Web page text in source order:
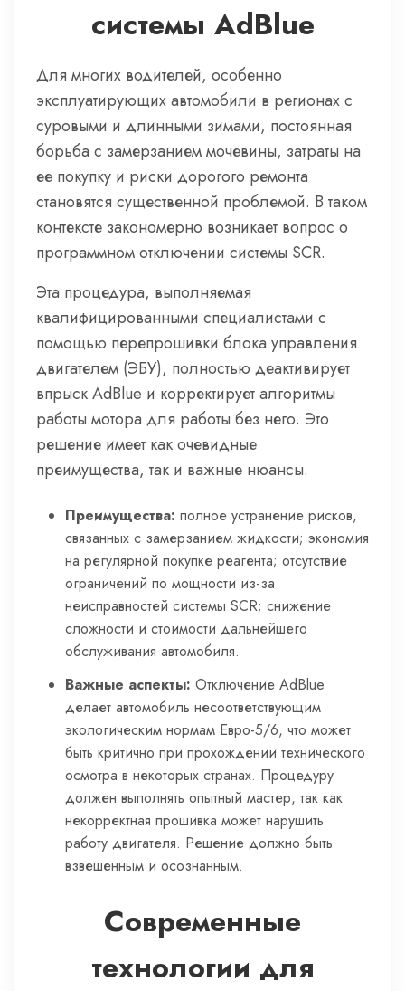
системы AdBlue
Для многих водителей, особенно
эксплуатирующих автомобили в регионах с
суровыми и длинными зимами, постоянная
борьба с замерзанием мочевины, затраты на
ее покупку и риски дорогого ремонта
становятся существенной проблемой. В таком
контексте закономерно возникает вопрос о
программном отключении системы SCR.
Эта процедура, выполняемая
квалифицированными специалистами с
помощью перепрошивки блока управления
двигателем (ЭБУ), полностью деактивирует
впрыск AdBlue и корректирует алгоритмы
работы мотора для работы без него. Это
решение имеет как очевидные
преимущества, так и важные нюансы.
Преимущества: полное устранение рисков,
связанных с замерзанием жидкости; экономия
на регулярной покупке реагента; отсутствие
ограничений по мощности из-за
неисправностей системы SCR; снижение
сложности и стоимости дальнейшего
обслуживания автомобиля.
Важные аспекты: Отключение AdBlue
делает автомобиль несоответствующим
экологическим нормам Евро-5/6, что может
быть критично при прохождении технического
осмотра в некоторых странах. Процедуру
должен выполнять опытный мастер, так как
некорректная прошивка может нарушить
работу двигателя. Решение должно быть
взвешенным и осознанным.
Современные
технологии для